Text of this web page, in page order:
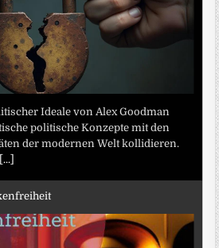
Ideale von Alex Goodman
politische Konzepte mit den
der modernen Welt kollidieren.
[...]